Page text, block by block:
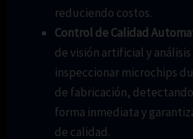
reduciendo costos.
Control de Calidad
de visión artificial y
inspeccionar microchips
de fabricación,
forma inmediata y
de calidad.